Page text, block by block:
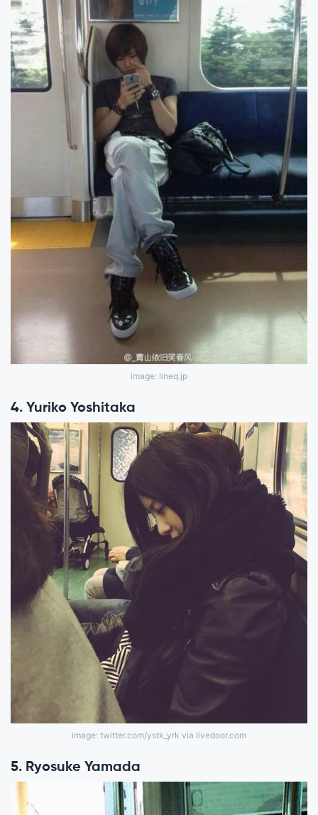
image: lineq.jp
4. Yuriko Yoshitaka
image: twitter.com/ystk_yrk via livedoor.com
5. Ryosuke Yamada